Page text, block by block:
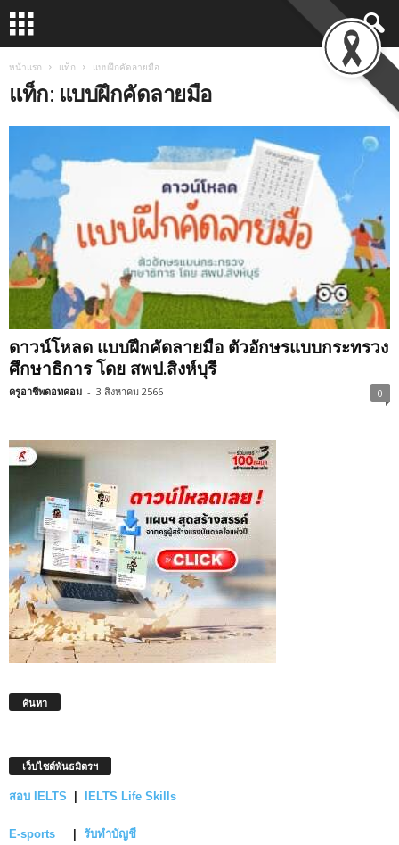
หน้าแรก แท็ก แบบฝึกคัดลายมือ
แท็ก: แบบฝึกคัดลายมือ
ดาวน์โหลด แบบฝึกคัดลายมือ ตัวอักษรแบบกระทรวง
ศึกษาธิการ โดย สพป.สิงห์บุรี
ครูอาชีพดอทคอม - 3 สิงหาคม 2566 0
ค้นหา
เว็บไซต์พันธมิตรฯ
สอบ IELTS IELTS Life Skills
E-sports รับทำบัญชี